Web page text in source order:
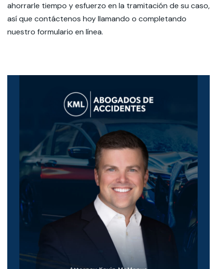
ahorrarle tiempo y esfuerzo en la tramitación de su caso,
así que contáctenos hoy llamando o completando
nuestro formulario en línea.